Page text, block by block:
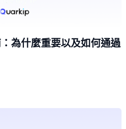
為什麼重要以及如何通過